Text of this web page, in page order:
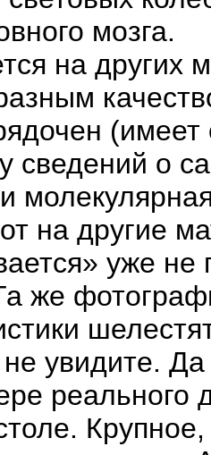
мозга.
на других
(имеет
сведений о
на другие
уже не
же
не увидите.
реального